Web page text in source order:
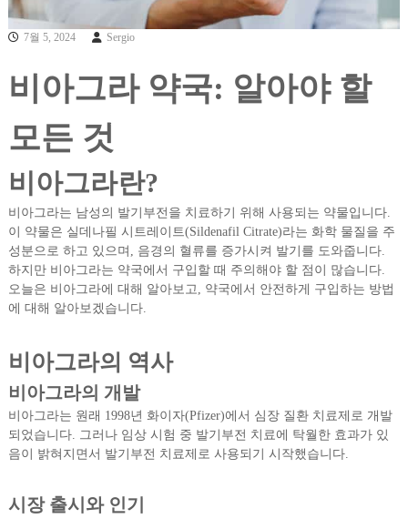
7월 5, 2024 Sergio
비아그라 약국: 알아야 할
모든 것
비아그라란?
비아그라는 남성의 발기부전을 치료하기 위해 사용되는 약물입니다.
이 약물은 실데나필 시트레이트(Sildenafil Citrate)라는 화학 물질을 주
성분으로 하고 있으며, 음경의 혈류를 증가시켜 발기를 도와줍니다.
하지만 비아그라는 약국에서 구입할 때 주의해야 할 점이 많습니다.
오늘은 비아그라에 대해 알아보고, 약국에서 안전하게 구입하는 방법
에 대해 알아보겠습니다.
비아그라의 역사
비아그라의 개발
비아그라는 원래 1998년 화이자(Pfizer)에서 심장 질환 치료제로 개발
되었습니다. 그러나 임상 시험 중 발기부전 치료에 탁월한 효과가 있
음이 밝혀지면서 발기부전 치료제로 사용되기 시작했습니다.
시장 출시와 인기